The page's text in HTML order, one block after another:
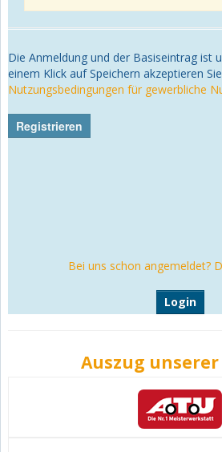
Die Anmeldung und der Basiseintrag ist
einem Klick auf Speichern akzeptieren Sie
Nutzungsbedingungen für gewerbliche
Bei uns schon angemeldet?
Login
Auszug